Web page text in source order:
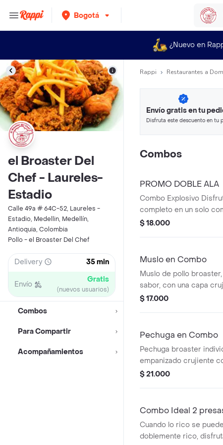
Bogotá
¿Nuevo en
el Broaster Del
Chef - Laureles-
Estadio
Calle 49a # 64C-52, Laureles -
Estadio, Medellin, Medellín,
Antioquia, Colombia
Pollo - el Broaster Del Chef
Delivery 35 min
Envío Gratis
(nuevos usuarios)
Combos
Para Compartir
Acompañamientos
Rappi Restaurantes a
Envío gratis en tu
Disfruta este descuento en tu
Combos
PROMO DOBLE ALA
Combo Explosivo
completo en un solo
jugosas y crocantes, 1
Gaseosa 250 ml bien
satisfecho.
$ 18.000
Muslo en Combo
Muslo de pollo
sabor, con una capa
irresistible en cada
$ 17.000
Pechuga en Combo
Pechuga broaster
empanizado crujiente
Ensalada + 1 Papas fritas
$ 21.000
Combo Ideal 2
Cuando lo rico se
doblemente rico,